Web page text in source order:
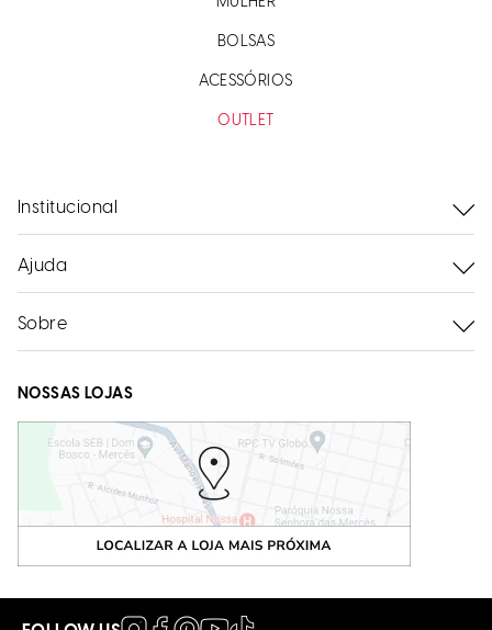
BOLSAS
ACESSÓRIOS
OUTLET
Institucional
Ajuda
Sobre
NOSSAS LOJAS